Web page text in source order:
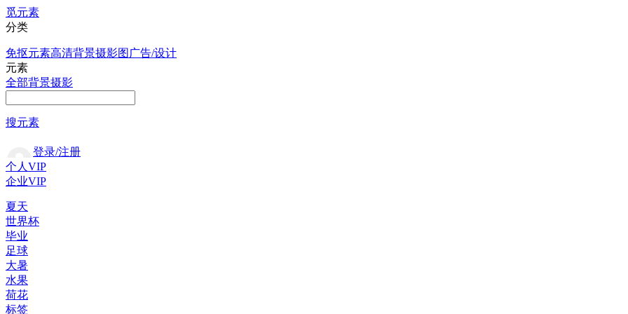
觅元素
分类
免抠元素高清背景摄影图 广告/设计
元素
全部背景摄影
搜元素
登录/注册
个人VIP
企业VIP
夏天
世界杯
毕业
足球
大暑
水果
荷花
标签